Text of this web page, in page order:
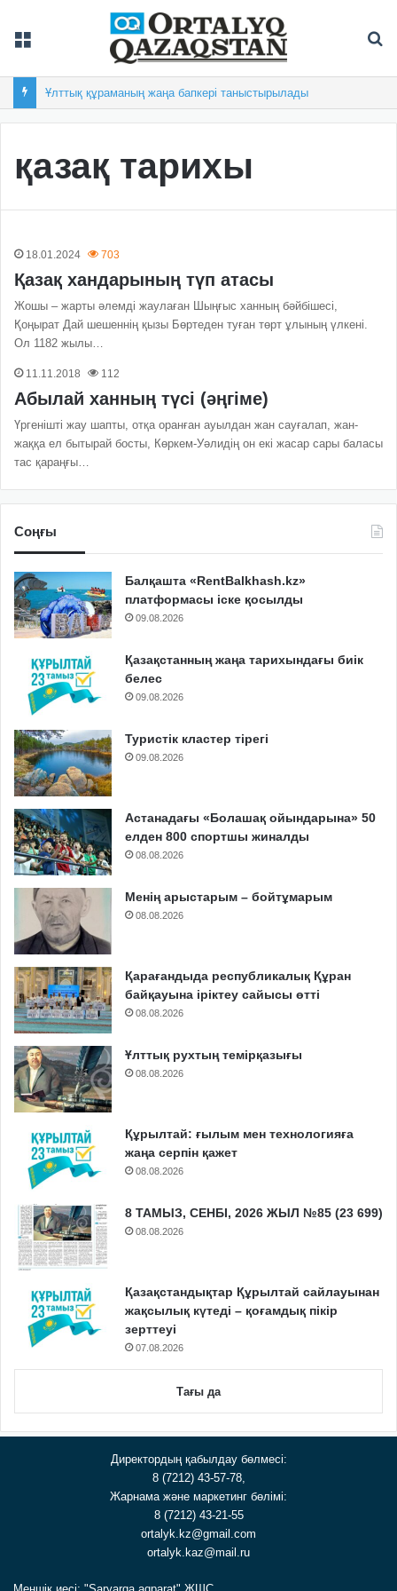
Ұлттық құраманың жаңа бапкері таныстырылады
қазақ тарихы
18.01.2024 703
Қазақ хандарының түп атасы
Жошы – жарты әлемді жаулаған Шың­ғыс ханның бәйбішесі,
Қоңырат Дай шешеннің қызы Бөртеден туған төрт ұлының үлкені.
Ол 1182 жылы…
11.11.2018 112
Абылай ханның түсі (әңгіме)
Үргенішті жау шапты, отқа оранған ауылдан жан сауғалап, жан-
жаққа ел бытырай босты, Көркем-Уәлидің он екі жасар сары баласы
тас қараңғы…
Соңғы
Балқашта «RentBalkhash.kz»
платформасы іске қосылды
09.08.2026
Қазақстанның жаңа тарихындағы биік
белес
09.08.2026
Туристік кластер тірегі
09.08.2026
Астанадағы «Болашақ ойындарына» 50
елден 800 спортшы жиналды
08.08.2026
Менің арыстарым – бойтұмарым
08.08.2026
Қарағандыда республикалық Құран
байқауына іріктеу сайысы өтті
08.08.2026
Ұлттық рухтың темірқазығы
08.08.2026
Құрылтай: ғылым мен технологияға
жаңа серпін қажет
08.08.2026
8 ТАМЫЗ, СЕНБІ, 2026 ЖЫЛ №85 (23 699)
08.08.2026
Қазақстандықтар Құрылтай сайлауынан
жақсылық күтеді – қоғамдық пікір
зерттеуі
07.08.2026
Тағы да
Директордың қабылдау бөлмесі:
8 (7212) 43-57-78,
Жарнама және маркетинг бөлімі:
8 (7212) 43-21-55
ortalyk.kz@gmail.com
ortalyk.kaz@mail.ru